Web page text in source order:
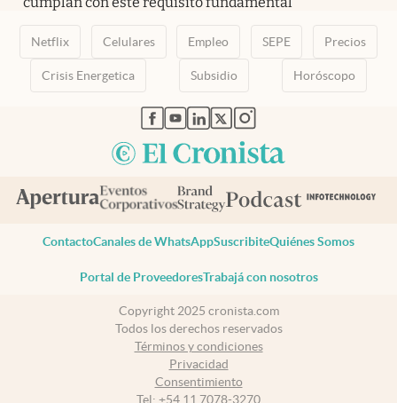
Netflix Celulares Empleo SEPE Precios
Crisis Energetica Subsidio Horóscopo
abre en nueva pestaña
abre en nueva pestaña
abre en nueva pestaña
abre en nueva pestaña
abre en nueva pestaña
ContactoCanales de WhatsAppSuscribiteQuiénes Somos
Portal de ProveedoresTrabajá con nosotros
Copyright 2025 cronista.com
Todos los derechos reservados
Términos y condiciones
Privacidad
Consentimiento
Tel: +54 11 7078-3270